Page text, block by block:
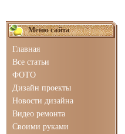
Меню сайта
Главная
Все статьи
ФОТО
Дизайн проекты
Новости дизайна
Видео ремонта
Своими руками